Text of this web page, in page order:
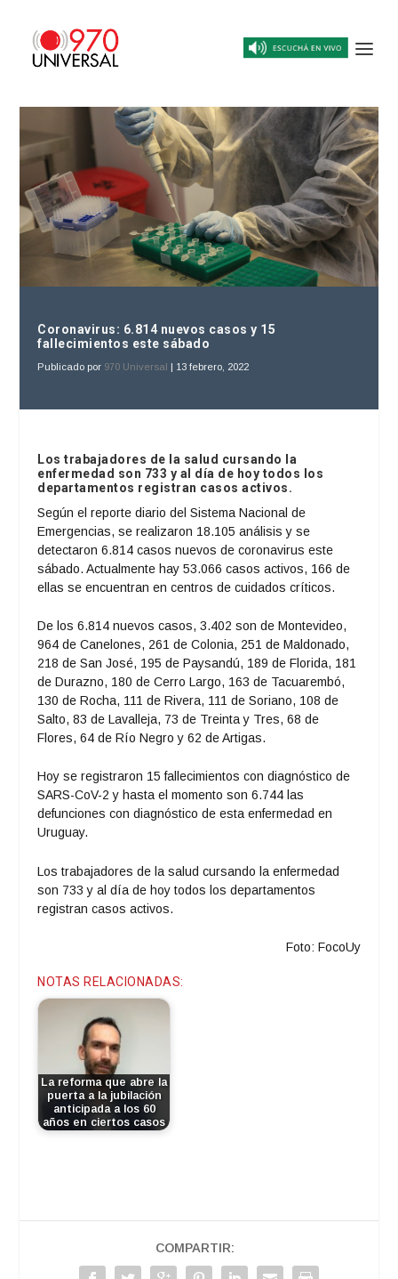
Coronavirus: 6.814 nuevos casos y 15
fallecimientos este sábado
Publicado por 970 Universal | 13 febrero, 2022
Los trabajadores de la salud cursando la
enfermedad son 733 y al día de hoy todos los
departamentos registran casos activos.
Según el reporte diario del Sistema Nacional de
Emergencias, se realizaron 18.105 análisis y se
detectaron 6.814 casos nuevos de coronavirus este
sábado. Actualmente hay 53.066 casos activos, 166 de
ellas se encuentran en centros de cuidados críticos.
De los 6.814 nuevos casos, 3.402 son de Montevideo,
964 de Canelones, 261 de Colonia, 251 de Maldonado,
218 de San José, 195 de Paysandú, 189 de Florida, 181
de Durazno, 180 de Cerro Largo, 163 de Tacuarembó,
130 de Rocha, 111 de Rivera, 111 de Soriano, 108 de
Salto, 83 de Lavalleja, 73 de Treinta y Tres, 68 de
Flores, 64 de Río Negro y 62 de Artigas.
Hoy se registraron 15 fallecimientos con diagnóstico de
SARS-CoV-2 y hasta el momento son 6.744 las
defunciones con diagnóstico de esta enfermedad en
Uruguay.
Los trabajadores de la salud cursando la enfermedad
son 733 y al día de hoy todos los departamentos
registran casos activos.
Foto: FocoUy
NOTAS RELACIONADAS:
La reforma que abre la
puerta a la jubilación
anticipada a los 60
años en ciertos casos
COMPARTIR: